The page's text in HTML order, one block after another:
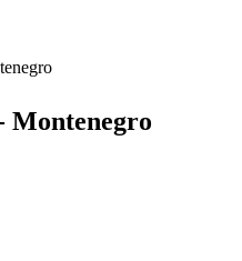
Montenegro